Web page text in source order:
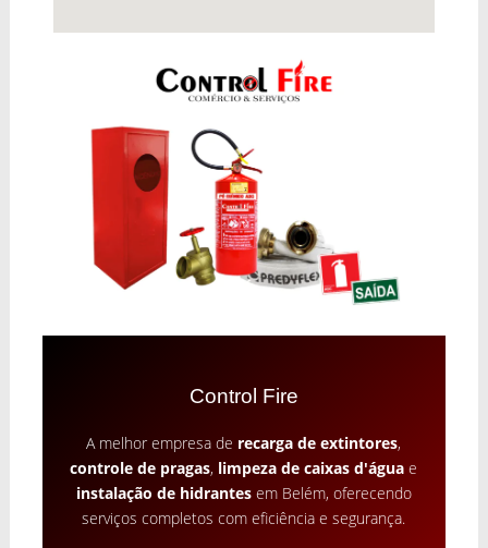
Control Fire
A melhor empresa de recarga de extintores,
controle de pragas, limpeza de caixas d'água e
instalação de hidrantesem Belém, oferecendo
serviços completos com eficiência e segurança.